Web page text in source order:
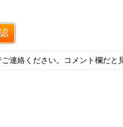
連絡ください。コメント欄だと